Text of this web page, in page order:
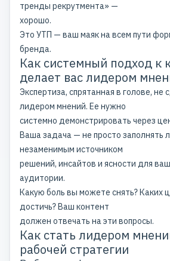
тренды рекрутмента» —
хорошо.
Это УТП — ваш маяк на всем пути
бренда.
Как системный подход к
делает вас лидером
Экспертиза, спрятанная в голове, не
лидером мнений. Ее нужно
системно демонстрировать через
Ваша задача — не просто заполнять
незаменимым источником
решений, инсайтов и ясности для
аудитории.
Какую боль вы можете снять? Каких
достичь? Ваш контент
должен отвечать на эти вопросы.
Как стать лидером
рабочей стратегии